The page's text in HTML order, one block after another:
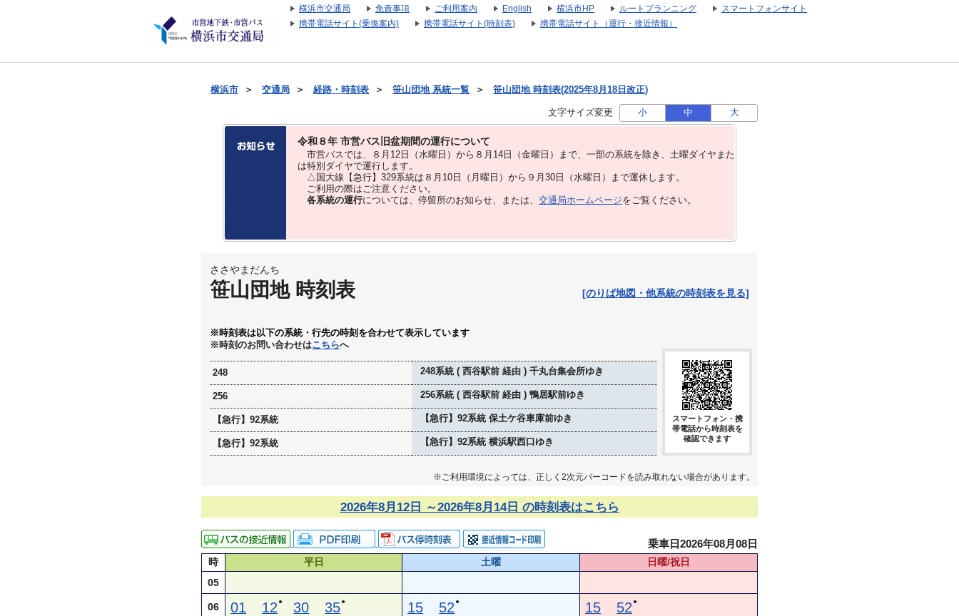
横浜市交通局 免責事項 ご利用案内 English 横浜市HP ルートプランニング
スマートフォンサイト
携帯電話サイト(乗換案内)
携帯電話サイト(時刻表) 携帯電話サイト（運行・接近情報）
横浜市 ＞ 交通局 ＞ 経路・時刻表 ＞ 笹山団地 系統一覧 ＞ 笹山団地 時刻表(2025年8月18日改正)
文字サイズ変更 小 中 大
令和８年 市営バス旧盆期間の運行について
市営バスでは、８⽉12⽇（水曜日）から８⽉14⽇（金曜日）まで、⼀部の系統を除き、⼟曜ダイヤまた
は特別ダイヤで運⾏します。
△国大線【急行】329系統は８月10日（月曜日）から９月30日（水曜日）まで運休します。
ご利用の際はご注意ください。
各系統の運行については、停留所のお知らせ、または、 交通局ホームページをご覧ください。
ささやまだんち
笹山団地 時刻表 [のりば地図・他系統の時刻表を見る]
※時刻表は以下の系統・行先の時刻を合わせて表示しています
※時刻のお問い合わせはこちらへ
248 248系統 ( 西谷駅前 経由 ) 千丸台集会所ゆき
256 256系統 ( 西谷駅前 経由 ) 鴨居駅前ゆき
【急行】92系統 【急行】92系統 保土ケ谷車庫前ゆき
【急行】92系統 【急行】92系統 横浜駅西口ゆき
スマートフォン・携
帯電話から時刻表を
確認できます
※ご利用環境によっては、正しく2次元バーコードを読み取れない場合があります。
2026年8月12日 ～2026年8月14日 の時刻表はこちら
乗車日2026年08月08日
時 平日 土曜
日曜/祝日
05
06 01 12 ● 30 35● 15 52 ● 15 52 ●